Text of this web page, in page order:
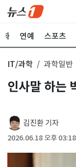
화 연예 스포츠
IT/과학 과학일반
인사말 하는
김진환 기자
2026.06.18 오후 03:18